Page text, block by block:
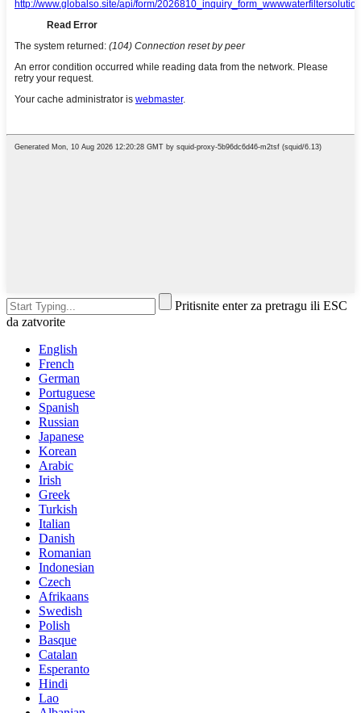
Pritisnite enter za pretragu ili ESC
da zatvorite
English
French
German
Portuguese
Spanish
Russian
Japanese
Korean
Arabic
Irish
Greek
Turkish
Italian
Danish
Romanian
Indonesian
Czech
Afrikaans
Swedish
Polish
Basque
Catalan
Esperanto
Hindi
Lao